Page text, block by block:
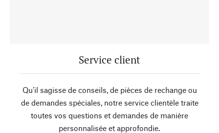
Service client
Qu’il sagisse de conseils, de pièces de rechange ou
de demandes spéciales, notre service clientèle traite
toutes vos questions et demandes de manière
personnalisée et approfondie.